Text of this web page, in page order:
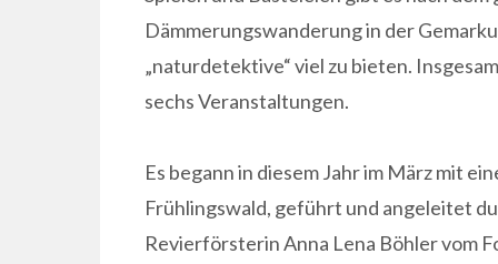
Dämmerungswanderung in der
„naturdetektive“ viel zu bieten.
sechs Veranstaltungen.
Es begann in diesem Jahr im März mit
Frühlingswald, geführt und angeleitet
Revierförsterin Anna Lena Böhler vom